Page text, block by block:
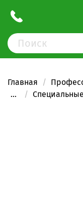
Главная
...